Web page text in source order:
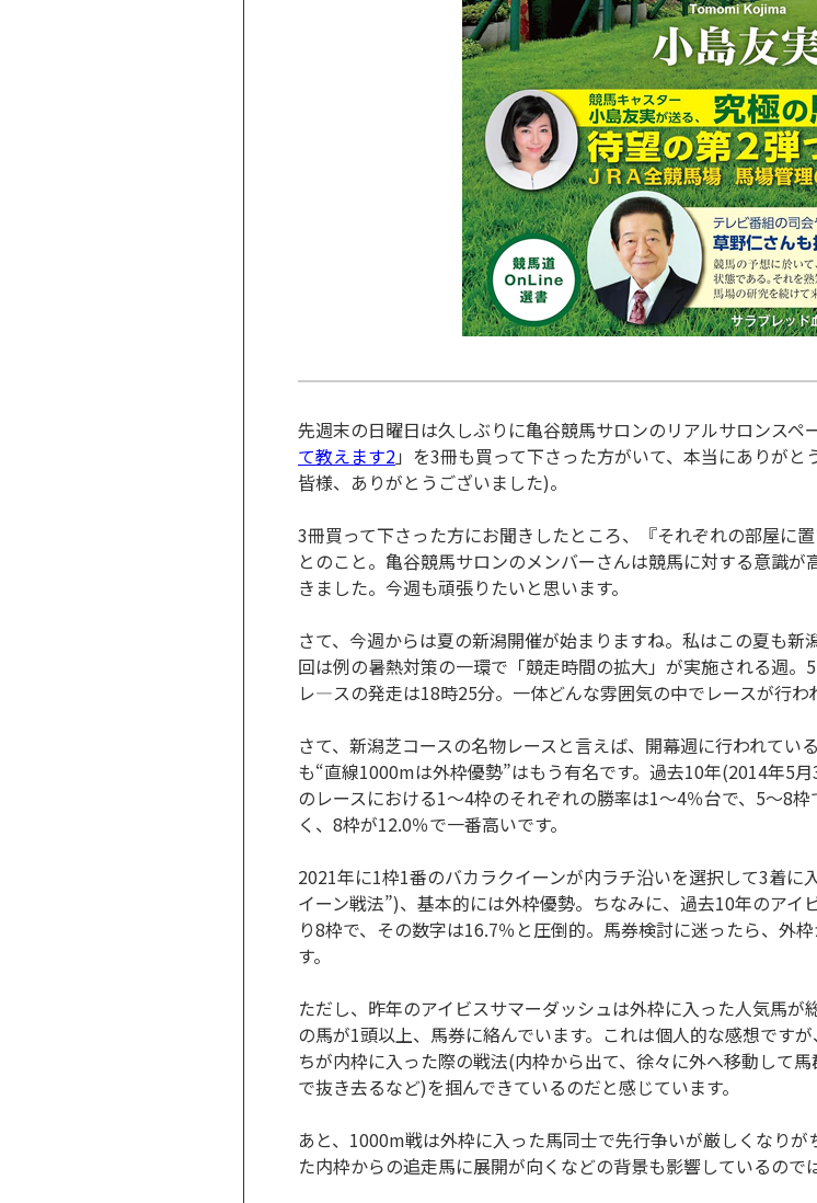
先週末の日曜日は久しぶりに亀谷競馬サロンのリアルサロンスペ
て教えます2」を3冊も買って下さった方がいて、本当にありが
皆様、ありがとうございました)。
3冊買って下さった方にお聞きしたところ、『それぞれの部屋に
とのこと。亀谷競馬サロンのメンバーさんは競馬に対する意識
きました。今週も頑張りたいと思います。
さて、今週からは夏の新潟開催が始まりますね。私はこの夏も新
回は例の暑熱対策の一環で「競走時間の拡大」が実施される週
レ―スの発走は18時25分。一体どんな雰囲気の中でレースが行わ
さて、新潟芝コースの名物レースと言えば、開幕週に行われてい
も“直線1000mは外枠優勢”はもう有名です。過去10年(2014年5
のレースにおける1～4枠のそれぞれの勝率は1～4％台で、5～8
く、8枠が12.0％で一番高いです。
2021年に1枠1番のバカラクイーンが内ラチ沿いを選択して3着に
イーン戦法”)、基本的には外枠優勢。ちなみに、過去10年のア
り8枠で、その数字は16.7％と圧倒的。馬券検討に迷ったら、外
す。
ただし、昨年のアイビスサマーダッシュは外枠に入った人気馬
の馬が1頭以上、馬券に絡んでいます。これは個人的な感想です
ちが内枠に入った際の戦法(内枠から出て、徐々に外へ移動して
で抜き去るなど)を掴んできているのだと感じています。
あと、1000m戦は外枠に入った馬同士で先行争いが厳しくなり
た内枠からの追走馬に展開が向くなどの背景も影響しているので